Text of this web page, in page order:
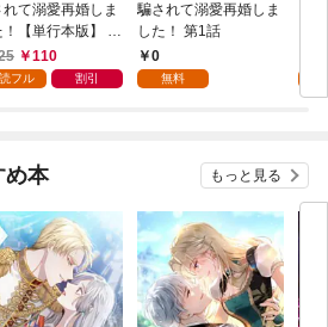
れて溺愛再婚しま
！【単行本版】 1
110
フル 割引
騙されて溺愛再婚しま
した！ 第1話
0
無料
め本 もっと見る